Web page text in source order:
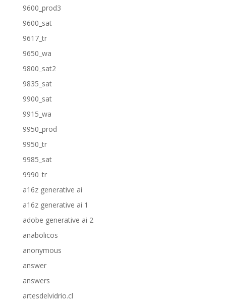
9600_prod3
9600_sat
9617_tr
9650_wa
9800_sat2
9835_sat
9900_sat
9915_wa
9950_prod
9950_tr
9985_sat
9990_tr
a16z generative ai
a16z generative ai 1
adobe generative ai 2
anabolicos
anonymous
answer
answers
artesdelvidrio.cl